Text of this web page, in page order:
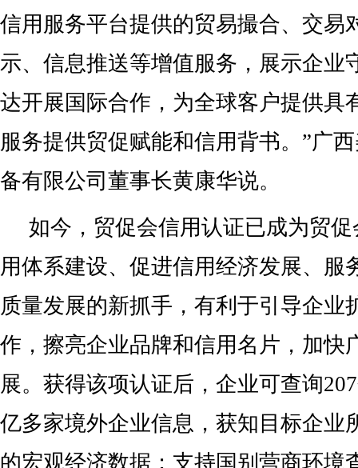
信用服务平台提供的贸易撮合、交易
示、信息推送等增值服务，展示企业
达开展国际合作，为全球客户提供具
服务提供贸促赋能和信用背书。”广
备有限公司董事长黄康华说。
如今，贸促会信用认证已成为贸
用体系建设、促进信用经济发展、服
质量发展的新抓手，有利于引导企业
作，擦亮企业品牌和信用名片，加快
展。获得该项认证后，企业可查询
亿多家境外企业信息，获知目标企业
的宏观经济数据；支持国别营商环境